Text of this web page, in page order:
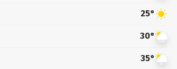
25°
30°
35°